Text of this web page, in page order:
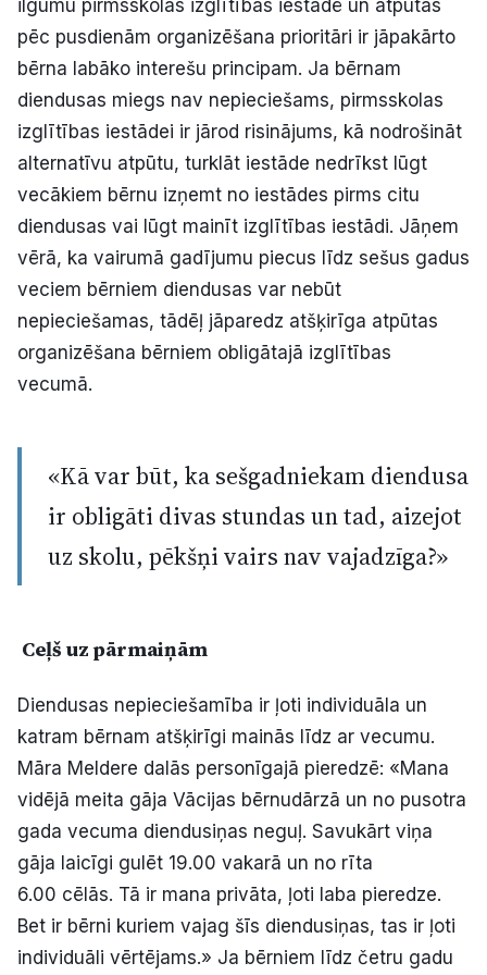
ilgumu pirmsskolas izglītības iestādē un atpūtas
pēc pusdienām organizēšana prioritāri ir jāpakārto
bērna labāko interešu principam. Ja bērnam
diendusas miegs nav nepieciešams, pirmsskolas
izglītības iestādei ir jārod risinājums, kā nodrošināt
alternatīvu atpūtu, turklāt iestāde nedrīkst lūgt
vecākiem bērnu izņemt no iestādes pirms citu
diendusas vai lūgt mainīt izglītības iestādi. Jāņem
vērā, ka vairumā gadījumu piecus līdz sešus gadus
veciem bērniem diendusas var nebūt
nepieciešamas, tādēļ jāparedz atšķirīga atpūtas
organizēšana bērniem obligātajā izglītības
vecumā.
«Kā var būt, ka sešgadniekam diendusa
ir obligāti divas stundas un tad, aizejot
uz skolu, pēkšņi vairs nav vajadzīga?»
Ceļš uz pārmaiņām
Diendusas nepieciešamība ir ļoti individuāla un
katram bērnam atšķirīgi mainās līdz ar vecumu.
Māra Meldere dalās personīgajā pieredzē: «Mana
vidējā meita gāja Vācijas bērnudārzā un no pusotra
gada vecuma diendusiņas neguļ. Savukārt viņa
gāja laicīgi gulēt 19.00 vakarā un no rīta
6.00 cēlās. Tā ir mana privāta, ļoti laba pieredze.
Bet ir bērni kuriem vajag šīs diendusiņas, tas ir ļoti
individuāli vērtējams.» Ja bērniem līdz četru gadu